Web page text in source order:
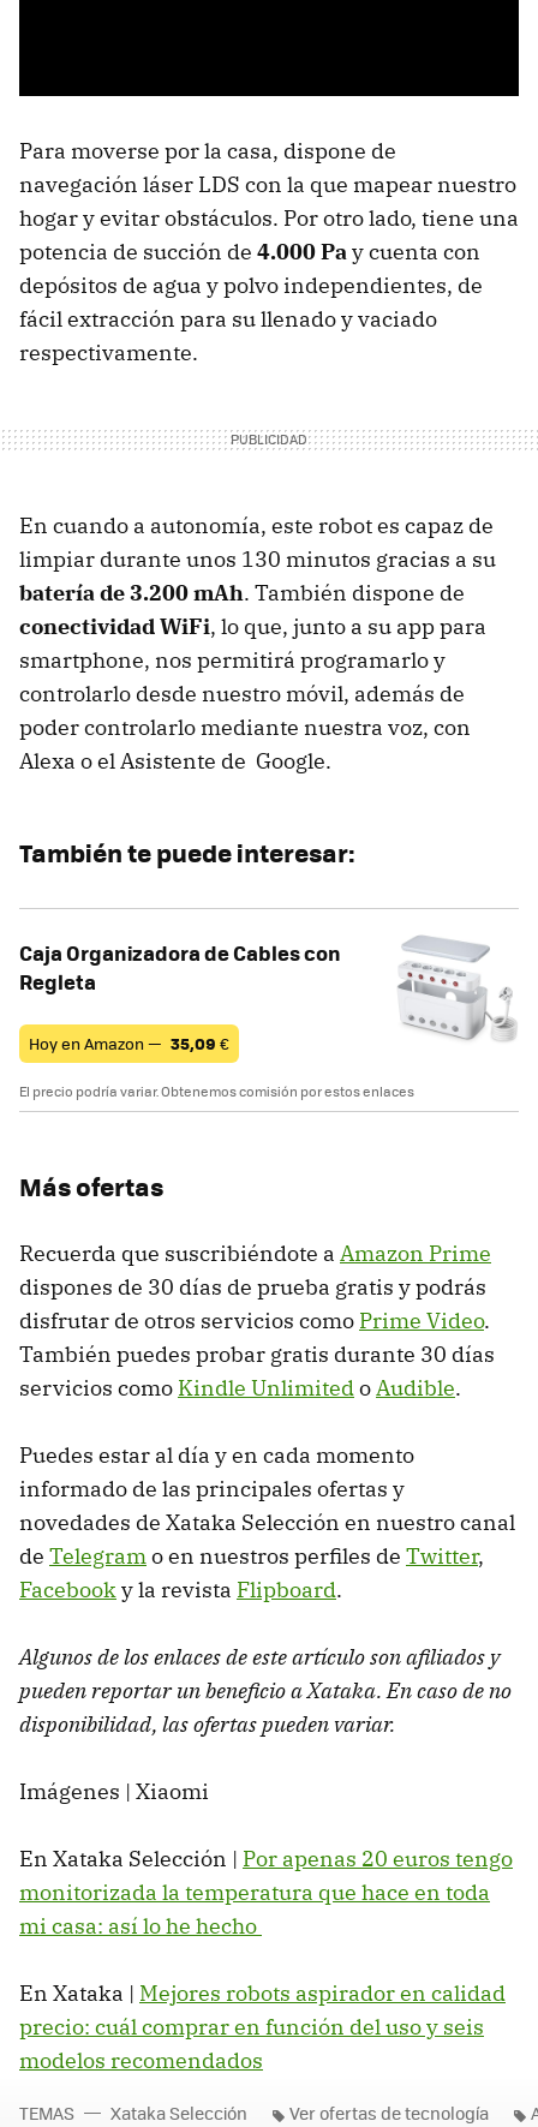
Para moverse por la casa, dispone de
navegación láser LDS con la que mapear nuestro
hogar y evitar obstáculos. Por otro lado, tiene una
potencia de succión de 4.000 Pay cuenta con
depósitos de agua y polvo independientes, de
fácil extracción para su llenado y vaciado
respectivamente.
En cuando a autonomía, este robot es capaz de
limpiar durante unos 130 minutos gracias a su
batería de 3.200 mAh. También dispone de
conectividad WiFi, lo que, junto a su app para
smartphone, nos permitirá programarlo y
controlarlo desde nuestro móvil, además de
poder controlarlo mediante nuestra voz, con
Alexa o el Asistente de Google.
También te puede interesar:
Caja Organizadora de Cables con
Regleta
Hoy en Amazon — 35,09 €
El precio podría variar. Obtenemos comisión por estos enlaces
Más ofertas
Recuerda que suscribiéndote a Amazon Prime
dispones de 30 días de prueba gratis y podrás
disfrutar de otros servicios como Prime Video.
También puedes probar gratis durante 30 días
servicios como Kindle UnlimitedoAudible.
Puedes estar al día y en cada momento
informado de las principales ofertas y
novedades de Xataka Selección en nuestro canal
de Telegramo en nuestros perfiles de Twitter,
Facebooky la revista Flipboard.
Algunos de los enlaces de este artículo son afiliados y
pueden reportar un beneficio a Xataka. En caso de no
disponibilidad, las ofertas pueden variar.
Imágenes | Xiaomi
En Xataka Selección | Por apenas 20 euros tengo
monitorizada la temperatura que hace en toda
mi casa: así lo he hecho
En Xataka | Mejores robots aspirador en calidad
precio: cuál comprar en función del uso y seis
modelos recomendados
TEMAS Xataka Selección Ver ofertas de tecnología